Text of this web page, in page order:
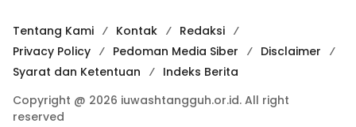
Tentang Kami Kontak
Redaksi
Privacy Policy
Pedoman Media Siber
Disclaimer
Syarat dan Ketentuan
Indeks Berita
Copyright @ 2026 iuwashtangguh.or.id. All right
reserved